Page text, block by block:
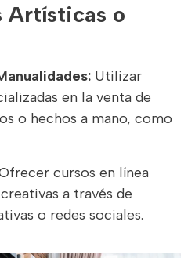
Artísticas o
Utilizar
en la venta de
o hechos a mano, como
cursos en línea
a través de
o redes sociales.